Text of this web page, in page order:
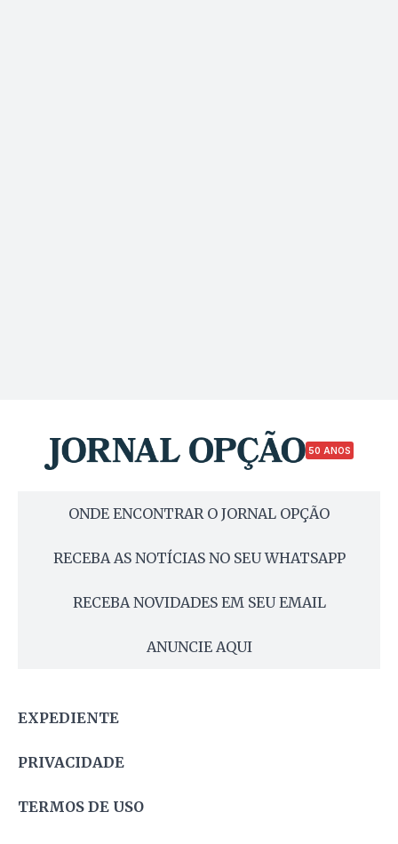
50 ANOS
ONDE ENCONTRAR O JORNAL OPÇÃO
RECEBA AS NOTÍCIAS NO SEU WHATSAPP
RECEBA NOVIDADES EM SEU EMAIL
ANUNCIE AQUI
EXPEDIENTE
PRIVACIDADE
TERMOS DE USO